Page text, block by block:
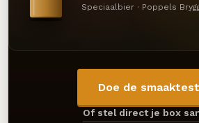
Speciaalbier · Poppels
Doe de
Of stel direct je box